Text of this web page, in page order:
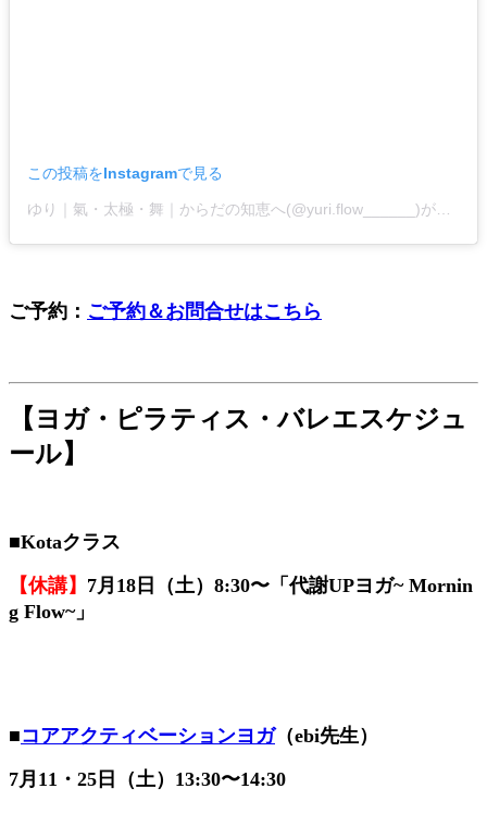
この投稿をInstagramで見る
ご予約： ご予約＆お問合せはこちら
【ヨガ・ピラティス・バレエスケジュ
ール】
■Kotaクラス
【休講】 7月18日（土）8:30〜「代謝UPヨガ~ Mornin
g Flow~」
■コアアクティベーションヨガ（ebi先生）
7月11・25日（土）13:30〜14:30